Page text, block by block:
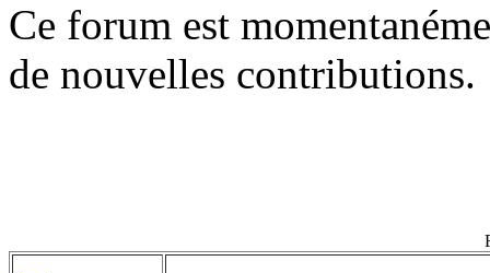
Ce forum est
de nouvelles contributions.